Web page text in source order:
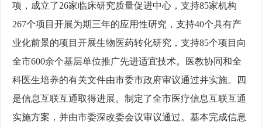
项，成立了26家临床研究质量促进中心，支持85家机构
267个项目开展为期三年的应用性研究，支持40个具有产
业化前景的项目开展生物医药转化研究，支持85个项目向
全市600余个基层单位推广先进适宜技术。医教协同和全
科医生培养的有关文件由市委市政府审议通过并实施。四
是信息互联互通取得进展。制定了全市医疗信息互联互通
实施方案，并由市委深改委会议审议通过。基本完成信息